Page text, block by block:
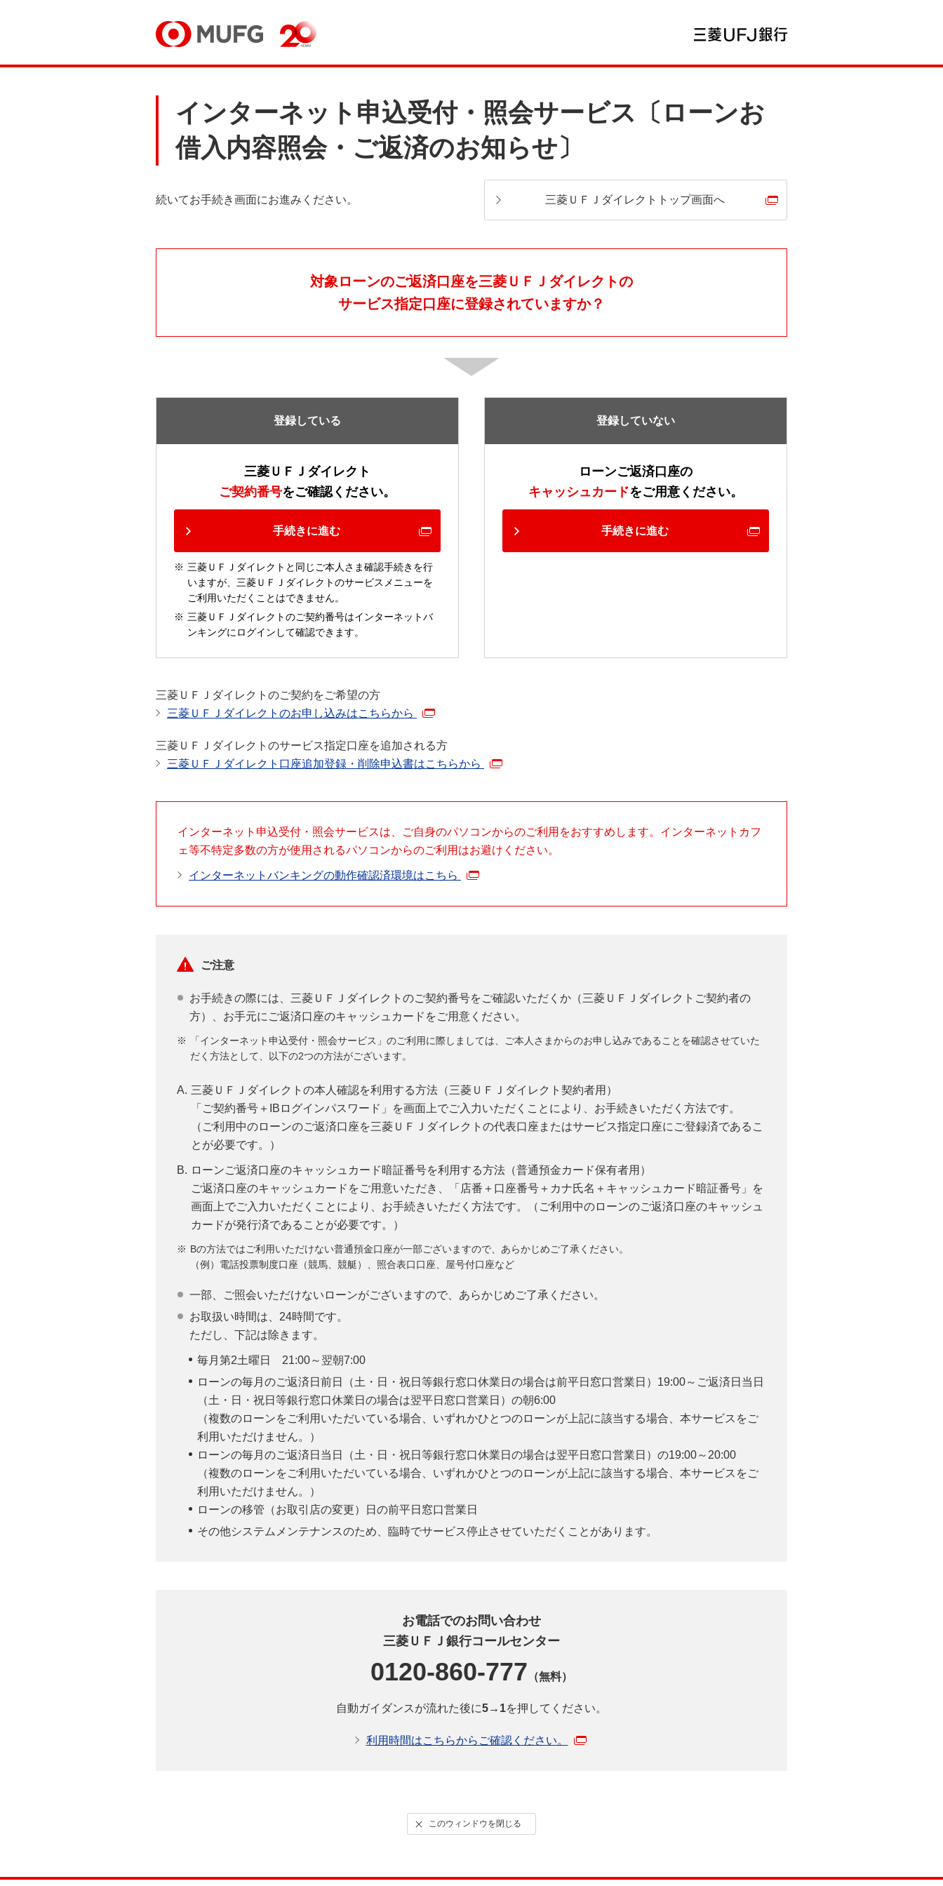
インターネット申込受付・照会サービス〔ローンお
借入内容照会・ご返済のお知らせ〕
続いてお手続き画面にお進みください。 三菱ＵＦＪダイレクトトップ画面へ
対象ローンのご返済口座を三菱ＵＦＪダイレクトの
サービス指定口座に登録されていますか？
登録している
三菱ＵＦＪダイレクト
ご契約番号をご確認ください。
手続きに進む
三菱ＵＦＪダイレクトと同じご本人さま確認手続きを行
いますが、三菱ＵＦＪダイレクトのサービスメニューを
ご利用いただくことはできません。
三菱ＵＦＪダイレクトのご契約番号はインターネットバ
ンキングにログインして確認できます。
登録していない
ローンご返済口座の
キャッシュカードをご用意ください。
手続きに進む
三菱ＵＦＪダイレクトのご契約をご希望の方
三菱ＵＦＪダイレクトのお申し込みはこちらから
三菱ＵＦＪダイレクトのサービス指定口座を追加される方
三菱ＵＦＪダイレクト口座追加登録・削除申込書はこちらから
インターネット申込受付・照会サービスは、ご自身のパソコンからのご利用をおすすめします。インターネットカフ
ェ等不特定多数の方が使用されるパソコンからのご利用はお避けください。
インターネットバンキングの動作確認済環境はこちら
ご注意
お手続きの際には、三菱ＵＦＪダイレクトのご契約番号をご確認いただくか（三菱ＵＦＪダイレクトご契約者の
方）、お手元にご返済口座のキャッシュカードをご用意ください。
「インターネット申込受付・照会サービス」のご利用に際しましては、ご本人さまからのお申し込みであることを確認させていた
だく方法として、以下の2つの方法がございます。
三菱ＵＦＪダイレクトの本人確認を利用する方法（三菱ＵＦＪダイレクト契約者用）
「ご契約番号＋IBログインパスワード」を画面上でご入力いただくことにより、お手続きいただく方法です。
（ご利用中のローンのご返済口座を三菱ＵＦＪダイレクトの代表口座またはサービス指定口座にご登録済であるこ
とが必要です。）
ローンご返済口座のキャッシュカード暗証番号を利用する方法（普通預金カード保有者用）
ご返済口座のキャッシュカードをご用意いただき、「店番＋口座番号＋カナ氏名＋キャッシュカード暗証番号」を
画面上でご入力いただくことにより、お手続きいただく方法です。（ご利用中のローンのご返済口座のキャッシュ
カードが発行済であることが必要です。）
Bの方法ではご利用いただけない普通預金口座が一部ございますので、あらかじめご了承ください。
（例）電話投票制度口座（競馬、競艇）、照合表口口座、屋号付口座など
一部、ご照会いただけないローンがございますので、あらかじめご了承ください。
お取扱い時間は、24時間です。
ただし、下記は除きます。
毎月第2土曜日 21:00～翌朝7:00
ローンの毎月のご返済日前日（土・日・祝日等銀行窓口休業日の場合は前平日窓口営業日）19:00～ご返済日当日
（土・日・祝日等銀行窓口休業日の場合は翌平日窓口営業日）の朝6:00
（複数のローンをご利用いただいている場合、いずれかひとつのローンが上記に該当する場合、本サービスをご
利用いただけません。）
ローンの毎月のご返済日当日（土・日・祝日等銀行窓口休業日の場合は翌平日窓口営業日）の19:00～20:00
（複数のローンをご利用いただいている場合、いずれかひとつのローンが上記に該当する場合、本サービスをご
利用いただけません。）
ローンの移管（お取引店の変更）日の前平日窓口営業日
その他システムメンテナンスのため、臨時でサービス停止させていただくことがあります。
お電話でのお問い合わせ
三菱ＵＦＪ銀行コールセンター
0120-860-777 （無料）
自動ガイダンスが流れた後に5→1を押してください。
利用時間はこちらからご確認ください。
このウィンドウを閉じる